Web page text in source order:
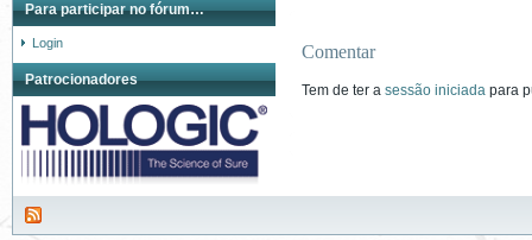
Para participar no fórum…
Login
Patrocionadores
Comentar
Tem de ter a sessão iniciada para